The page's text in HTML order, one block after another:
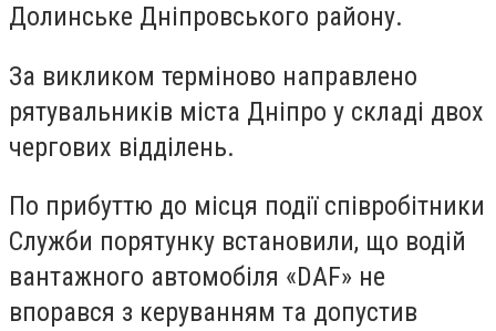
Долинське Дніпровського району.
За викликом терміново направлено
рятувальників міста Дніпро у складі двох
чергових відділень.
По прибуттю до місця події співробітники
Служби порятунку встановили, що водій
вантажного автомобіля «DAF» не
впорався з керуванням та допустив